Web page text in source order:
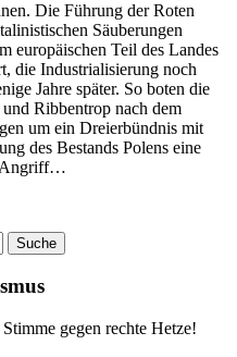
Die Führung der Roten
Säuberungen
europäischen Teil des Landes
die Industrialisierung noch
Jahre später. So boten die
Ribbentrop nach dem
um ein Dreierbündnis mit
des Bestands Polens eine
Angriff…
gegen rechte Hetze!